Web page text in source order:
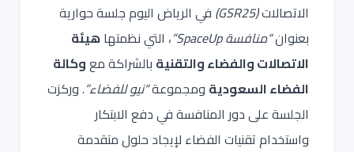
الاتصالات(GSR25)
في الرياض اليوم جلسة حوارية
بعنوان“منافسة SpaceUp” ، التي نظمتهاهيئة
الاتصالات والفضاء والتقنية بالشراكة معوكالة
الفضاء السعودية ومجموعة“نيو للفضاء”. وركزت
الجلسة على دور المنافسة في دفع الابتكار
واستخدام تقنيات الفضاء لإيجاد حلول متقدمة